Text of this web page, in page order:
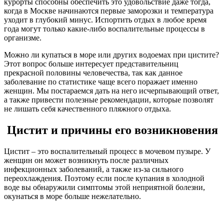
когда в Москве начинаются первые заморозки и температура
уходит в глубокий минус. Испортить отдых в любое время
года могут только какие-либо воспалительные процессы в
организме.
Можно ли купаться в море или других водоемах при цистите?
Этот вопрос больше интересует представительниц
прекрасной половины человечества, так как данное
заболевание по статистике чаще всего поражает именно
женщин. Мы постараемся дать на него исчерпывающий ответ,
а также привести полезные рекомендации, которые позволят
не лишать себя качественного пляжного отдыха.
Цистит и причины его возникновения
Цистит – это воспалительный процесс в мочевом пузыре. У
женщин он может возникнуть после различных
инфекционных заболеваний, а также из-за сильного
переохлаждения. Поэтому если после купания в холодной
воде вы обнаружили симптомы этой неприятной болезни,
окунаться в море больше нежелательно.